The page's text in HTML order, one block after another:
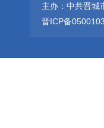
主办：中共晋城
晋ICP备